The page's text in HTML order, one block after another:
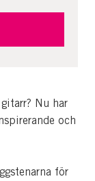
Nu har
och
för